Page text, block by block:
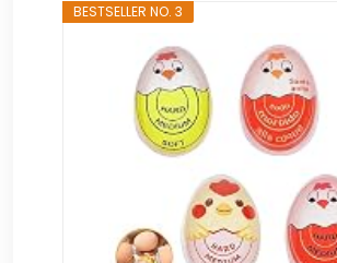
BESTSELLER NO. 3